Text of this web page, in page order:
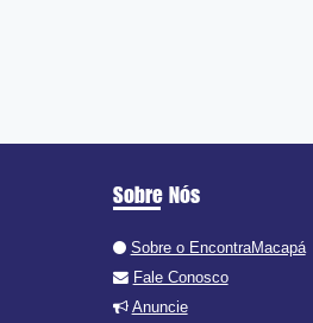
Sobre Nós
Sobre o EncontraMacapá
Fale Conosco
Anuncie